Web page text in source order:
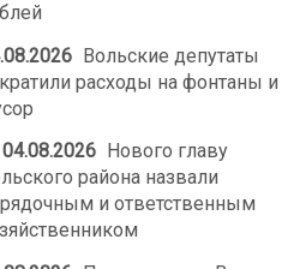
Вольские депутаты
расходы на фонтаны и
04.08.2026
Нового главу
района назвали
и ответственным